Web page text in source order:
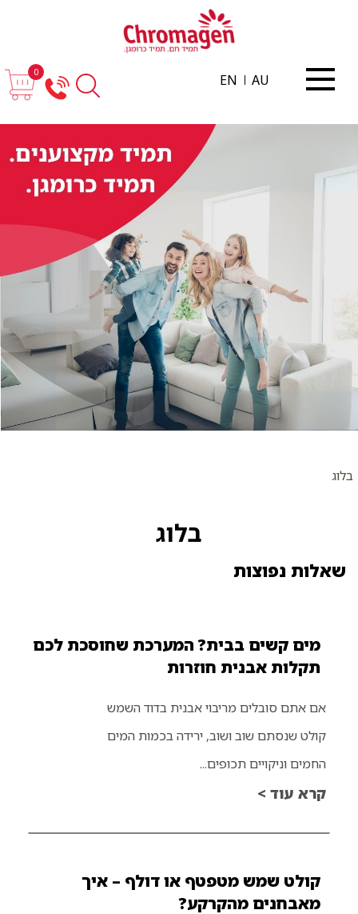
AU
EN
0
בלוג
בלוג
שאלות נפוצות
מים קשים בבית? המערכת שחוסכת לכם
תקלות אבנית חוזרות
אם אתם סובלים מריבוי אבנית בדוד השמש
קולט שנסתם שוב ושוב, ירידה בכמות המים
החמים וניקויים תכופים...
קרא עוד >
קולט שמש מטפטף או דולף – איך
מאבחנים מהקרקע?